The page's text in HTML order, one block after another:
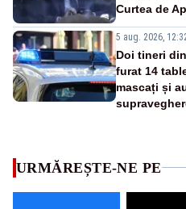
Curtea de
5 aug. 2026,
Doi tineri
furat 14
mascați și
URMĂREȘTE-NE PE